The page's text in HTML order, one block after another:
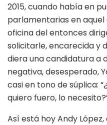
2015, cuando había en
parlamentarias en
oficina del entonces
solicitarle, encarecida y
diera una candidatura a
negativa, desesperado,
casi en tono de súplica:
quiero fuero, lo
Así está hoy Andy